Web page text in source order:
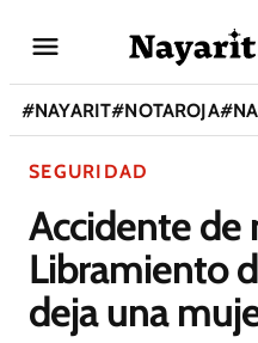
#NAYARIT#NOTAROJA#
SEGURIDAD
Accidente de
Libramiento
deja una